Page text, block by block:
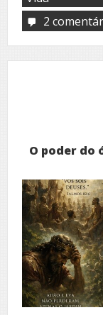
2
O poder do